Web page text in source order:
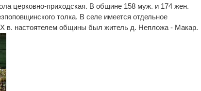
церковно-приходская. В общине 158 муж. и 174 жен.
толка. В селе имеется отдельное
в. настоятелем общины был житель д. Непложа - Макар.